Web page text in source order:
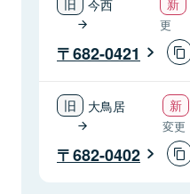
更
682-0421
大鳥居
変更
682-0402